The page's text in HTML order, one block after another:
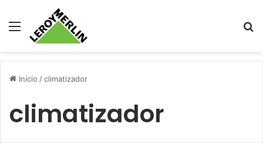
Menu
Início /climatizador
climatizador